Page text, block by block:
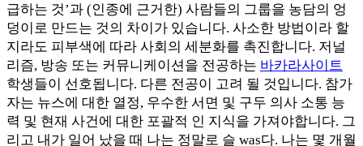
급하는 것’과 (인종에 근거한) 사람들의 그룹을 농담의 엉
덩이로 만드는 것의 차이가 있습니다. 사소한 방법이라 할
지라도 피부색에 따라 사회의 세분화를 촉진합니다. 저널
리즘, 방송 또는 커뮤니케이션을 전공하는 바카라사이트
학생들이 선호됩니다. 다른 전공이 고려 될 것입니다. 참가
자는 뉴스에 대한 열정, 우수한 서면 및 구두 의사 소통 능
력 및 현재 사건에 대한 포괄적 인 지식을 가져야합니다. 그
리고 내가 일어 났을 때 나는 정말로 슬 was다. 나는 몇 개월